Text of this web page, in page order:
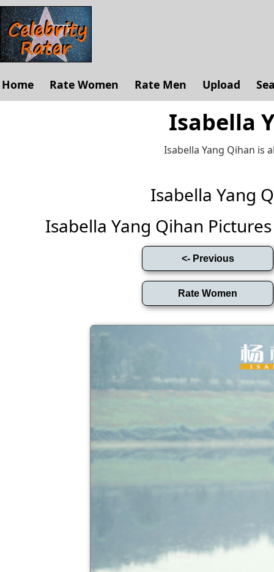
Home Rate Women Rate Men Upload
Isabella
Isabella Yang Qihan is
Isabella Yang
Isabella Yang Qihan